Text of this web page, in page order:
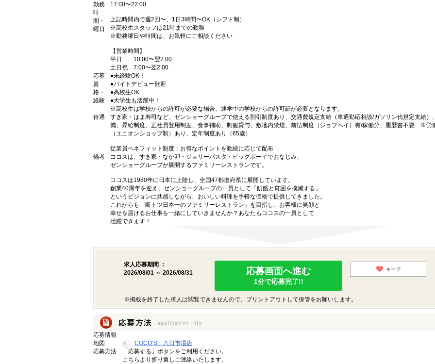
勤務
時
間・
曜日
17:00〜22:00
上記時間内で週2回〜、1日3時間〜OK（シフト制）
※高校生スタッフは21時までの勤務
※勤務曜日や時間は、お気軽にご相談ください
【営業時間】
平日 10:00〜翌2:00
土日祝 7:00〜翌2:00
応募
資
格・
経験
●未経験OK！
●バイトデビュー歓迎
●高校生OK
●大学生も活躍中！
※高校生は学校からの許可が必要な場合、通学中の学校からの許可証が必要となります。
待遇
すき家・はま寿司など、ゼンショーグループで使える割引制度あり、交通費規定支給（車通勤応相談/ガソリン代規定支給）
備、昇給制度、正社員登用制度、食事補助、制服貸与、敷地内禁煙、前払制度（ジョブペイ）有/稼働分、履歴書不要 ※労
（ユニオンショップ制）あり、定年制度あり（65歳）
従業員ベネフィット制度：お得なポイントを勤続に応じて配布
備考
ココスは、すき家・なか卯・ジョリーパスタ・ビッグボーイでおなじみ、
ゼンショーグループが展開するファミリーレストランです。
ココスは1980年に日本に上陸し、全国47都道府県に展開しています。
創業40周年を迎え、ゼンショーグループの一員として「飢餓と貧困を撲滅する」
というビジョンに共感しながら、おいしい料理を手軽な価格で提供してきました。
これからも「断トツ日本一のファミリーレストラン」を目指し、お客様に笑顔と
幸せを届けるお仕事を一緒にしていきませんか？あなたもココスの一員として
活躍できます！
求人応募期間 ：
2026/08/01 ～ 2026/08/31
応募画面へ進む
1分で応募完了!!
キープ
※掲載を終了した求人は閲覧できませんので、プリントアウトして保管をお願いします。
応募情報
地図
COCO’S 八日市場店
応募方法
「応募する」ボタンをご利用ください。
こちらより折り返しご連絡いたします。